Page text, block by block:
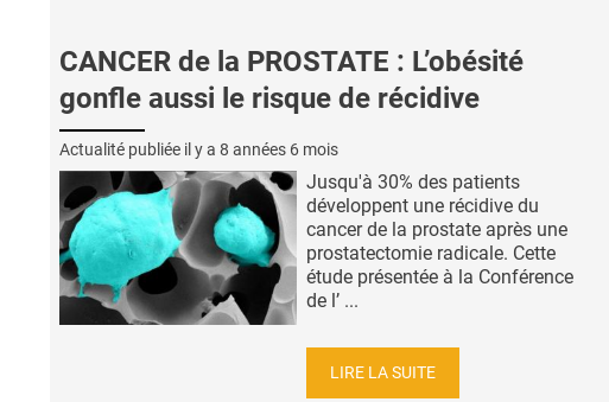
CANCER de la PROSTATE : L’obésité
gonfle aussi le risque de récidive
Actualité publiée il y a 8 années 6 mois
Jusqu'à 30% des patients
développent une récidive du
cancer de la prostate après une
prostatectomie radicale. Cette
étude présentée à la Conférence
de l’ ...
LIRE LA SUITE